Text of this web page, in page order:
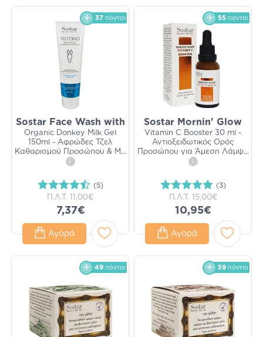
37 πόντοι
Sostar Face Wash with
Organic Donkey Milk Gel
150ml - Αφρώδες Τζελ
Καθαρισμού Προσώπου & Μ ...
i
(5)
Π.Λ.Τ. 11,00€
7,37€
Αγορά
55 πόντοι
Sostar Mornin' Glow
Vitamin C Booster 30 ml -
Αντιοξειδωτικός Ορός
Προσώπου για Άμεση Λάμψ...
i
(3)
Π.Λ.Τ. 15,00€
10,95€
Αγορά
49 πόντοι 59 πόντοι